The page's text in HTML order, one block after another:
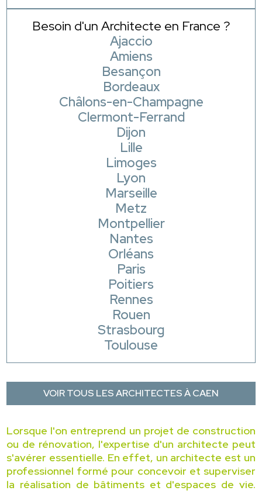
Besoin d'un Architecte en France ?
Ajaccio
Amiens
Besançon
Bordeaux
Châlons-en-Champagne
Clermont-Ferrand
Dijon
Lille
Limoges
Lyon
Marseille
Metz
Montpellier
Nantes
Orléans
Paris
Poitiers
Rennes
Rouen
Strasbourg
Toulouse
VOIR TOUS LES ARCHITECTES À CAEN
Lorsque l'on entreprend un projet de construction
ou de rénovation, l'expertise d'un architecte peut
s'avérer essentielle. En effet, un architecte est un
professionnel formé pour concevoir et superviser
la réalisation de bâtiments et d'espaces de vie.